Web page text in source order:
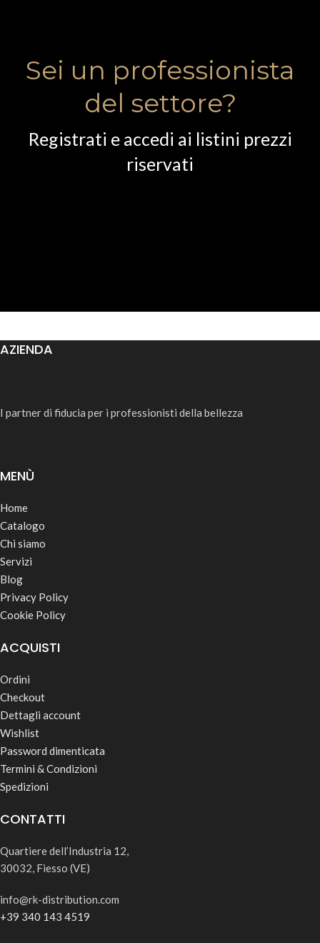
Sei un professionista
del settore?
Registrati e accedi ai listini prezzi
riservati
AZIENDA
I partner di fiducia per i professionisti della bellezza
MENÙ
Home
Catalogo
Chi siamo
Servizi
Blog
Privacy Policy
Cookie Policy
ACQUISTI
Ordini
Checkout
Dettagli account
Wishlist
Password dimenticata
Termini & Condizioni
Spedizioni
CONTATTI
Quartiere dell’Industria 12,
30032, Fiesso (VE)
info@rk-distribution.com
+39 340 143 4519